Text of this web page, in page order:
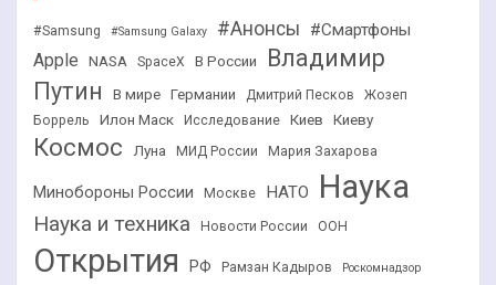
#Samsung #Samsung Galaxy #Анонсы #Смартфоны
Apple NASA SpaceX В России
Владимир
Путин
В мире Германии Дмитрий Песков
Жозеп
Боррель
Илон Маск Исследование Киев Киеву
Космос Луна МИД России Мария Захарова
Минобороны России Москве НАТО Наука
Наука и техника Новости России ООН
Открытия РФ Рамзан Кадыров Роскомнадзор